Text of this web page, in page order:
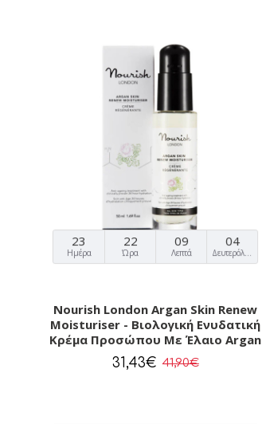
23
Ημέρα
22
Ώρα
09
Λεπτά
03
Δευτερόλεπτα
Nourish London Argan Skin Renew
Moisturiser - Βιολογική Ενυδατική
Κρέμα Προσώπου Με Έλαιο Argan
31,43€ 41,90€